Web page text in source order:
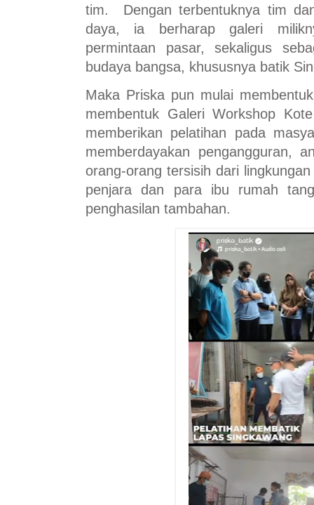
tim. Dengan terbentuknya tim
daya, ia berharap galeri
permintaan pasar, sekaligus
budaya bangsa, khususnya batik
Maka Priska pun mulai
membentuk Galeri Workshop
memberikan pelatihan pada
memberdayakan pengangguran,
orang-orang tersisih dari
penjara dan para ibu rumah
penghasilan tambahan.